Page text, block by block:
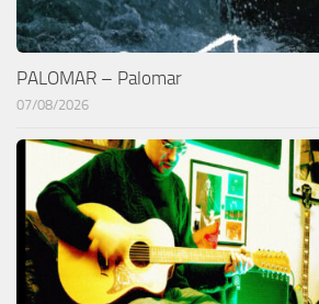
PALOMAR – Palomar
07/08/2026